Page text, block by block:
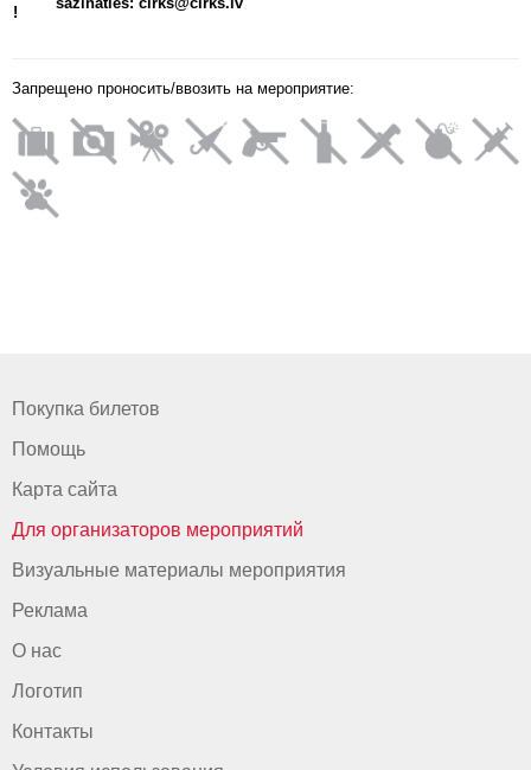
!
Запрещено проносить/ввозить на мероприятие:
Покупка билетов
Помощь
Карта сайта
Для организаторов мероприятий
Визуальные материалы мероприятия
Реклама
О нас
Логотип
Контакты